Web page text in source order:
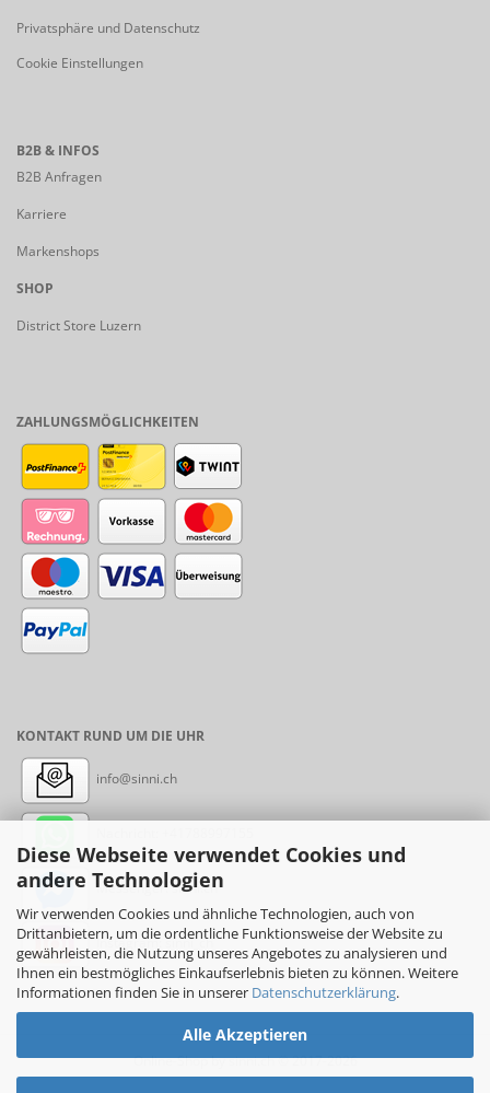
Diese Webseite verwendet Cookies und
andere Technologien
Wir verwenden Cookies und ähnliche Technologien, auch von
Drittanbietern, um die ordentliche Funktionsweise der Website zu
gewährleisten, die Nutzung unseres Angebotes zu analysieren und
Ihnen ein bestmögliches Einkaufserlebnis bieten zu können. Weitere
Informationen finden Sie in unserer Datenschutzerklärung.
Alle Akzeptieren
Privatsphäre und Datenschutz
Cookie Einstellungen
B2B & INFOS
B2B Anfragen
Karriere
Markenshops
SHOP
District Store Luzern
ZAHLUNGSMÖGLICHKEITEN
KONTAKT RUND UM DIE UHR
info@sinni.ch
Messenger: sinni.ch
Instagram: sinni_ch
Online-Shopby sinni.ch © 2017-2026